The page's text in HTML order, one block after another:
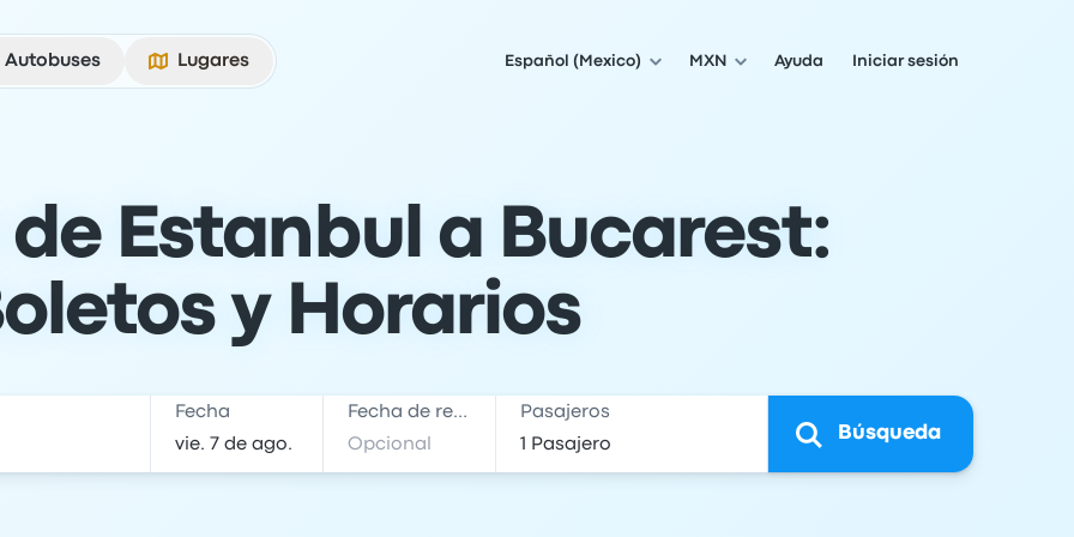
Autobuses
Lugares Español (Mexico) MXN Ayuda Iniciar sesión
Estanbul a Bucarest:
y Horarios
Fecha Fecha de regreso Pasajeros
Búsqueda